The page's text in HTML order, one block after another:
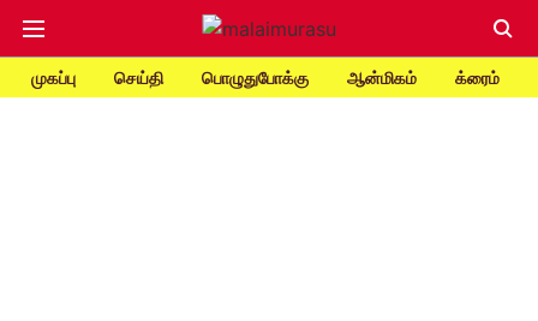
முகப்பு செய்தி பொழுதுபோக்கு ஆன்மிகம் க்ரைம்